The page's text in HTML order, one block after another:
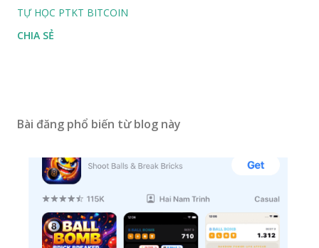
TỰ HỌC PTKT BITCOIN
CHIA SẺ
Bài đăng phổ biến từ blog này